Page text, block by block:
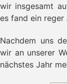
wir insgesamt
es fand ein
Nachdem uns
wir an unserer
nächstes Jahr